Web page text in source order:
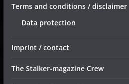
Terms and conditions / disclaimer
Data protection
Imprint / contact
The Stalker-magazine Crew